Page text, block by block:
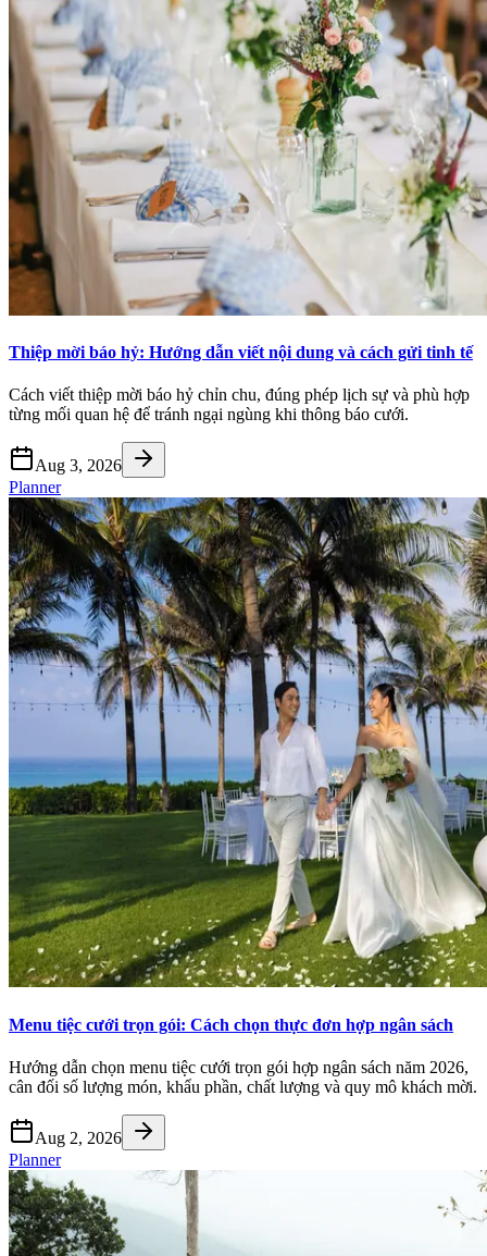
Thiệp mời báo hỷ: Hướng dẫn viết nội dung và cách gửi tinh tế
Cách viết thiệp mời báo hỷ chỉn chu, đúng phép lịch sự và phù hợp
từng mối quan hệ để tránh ngại ngùng khi thông báo cưới.
Aug 3, 2026
Planner
Menu tiệc cưới trọn gói: Cách chọn thực đơn hợp ngân sách
Hướng dẫn chọn menu tiệc cưới trọn gói hợp ngân sách năm 2026,
cân đối số lượng món, khẩu phần, chất lượng và quy mô khách mời.
Aug 2, 2026
Planner